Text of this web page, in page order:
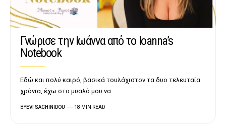
Γνώρισε την Ιωάννα από το Ioanna’s
Notebook
Εδώ και πολύ καιρό, βασικά τουλάχιστον τα δυο τελευταία
χρόνια, έχω στο μυαλό μου να…
BYEVI SACHINIDOU 18 MIN READ